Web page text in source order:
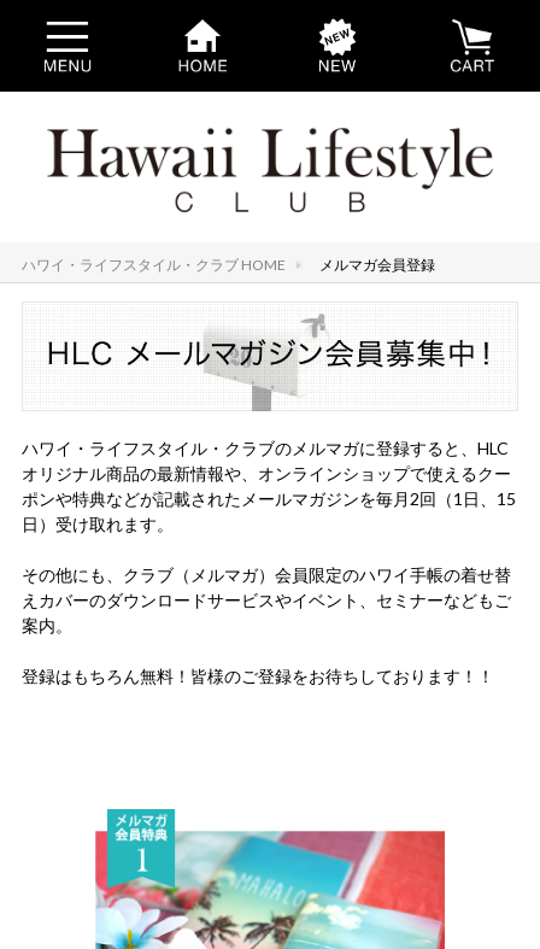
ハワイ・ライフスタイル・クラブ HOME メルマガ会員登録
ハワイ・ライフスタイル・クラブのメルマガに登録すると、HLC
オリジナル商品の最新情報や、オンラインショップで使えるクー
ポンや特典などが記載されたメールマガジンを毎月2回（1日、15
日）受け取れます。
その他にも、クラブ（メルマガ）会員限定のハワイ手帳の着せ替
えカバーのダウンロードサービスやイベント、セミナーなどもご
案内。
登録はもちろん無料！皆様のご登録をお待ちしております！！